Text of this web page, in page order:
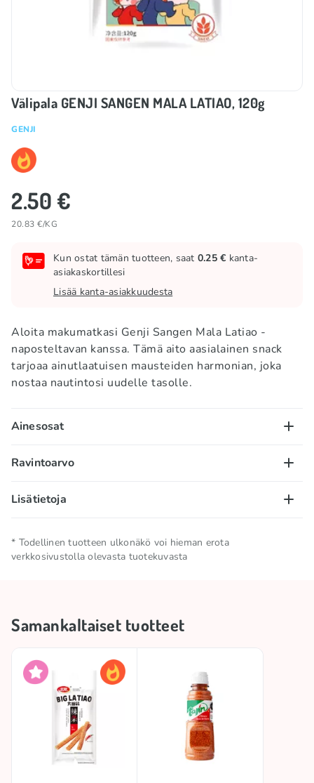
Välipala GENJI SANGEN MALA LATIAO, 120g
GENJI
2.50 €
20.83 €/KG
Kun ostat tämän tuotteen, saat 0.25 € kanta-
asiakaskortillesi
Lisää kanta-asiakkuudesta
Aloita makumatkasi Genji Sangen Mala Latiao -
naposteltavan kanssa. Tämä aito aasialainen snack
tarjoaa ainutlaatuisen mausteiden harmonian, joka
nostaa nautintosi uudelle tasolle.
Ainesosat
sisältää sokeria ja makeutusainetta.
arominvahventeet (E621, E635), sokeri,
SOIJApapujen kuitujauhe, mausteet, emulgointiaineet
(E160c), antioksidantit (E270, E319), aromit.
Ravintoarvo
100 g/ml:
– 46,9g, joista sokereita – 1,8g; proteiinit – 7,2g;
suola – 4,8g.
Lisätietoja
Nettomäärä 0.12 KG
Kokoelma 🌶️ Mausteinen kokoelma
Kokoelma
Mausteisuus
🎶 TikTok-hitit
Alkuperämaa
* Todellinen tuotteen ulkonäkö voi hieman erota
verkkosivustolla olevasta tuotekuvasta
Samankaltaiset tuotteet